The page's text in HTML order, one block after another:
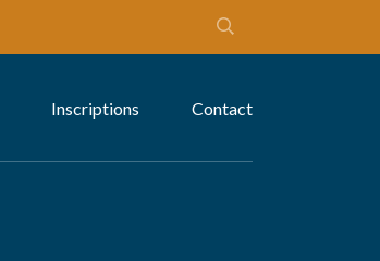
Inscriptions Contact